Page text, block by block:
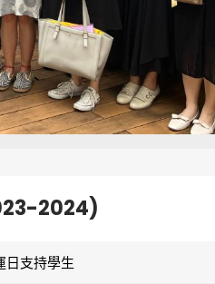
2024)
日支持學生